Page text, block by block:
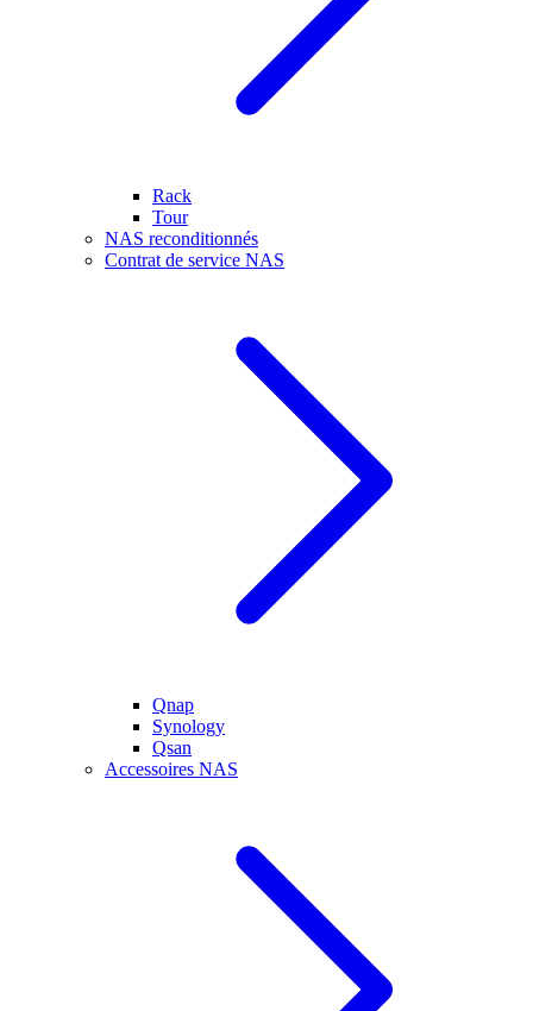
Rack
Tour
NAS reconditionnés
Contrat de service NAS
Qnap
Synology
Qsan
Accessoires NAS